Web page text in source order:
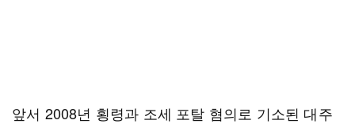
앞서 2008년 횡령과 조세 포탈 혐의로 기소된 대주